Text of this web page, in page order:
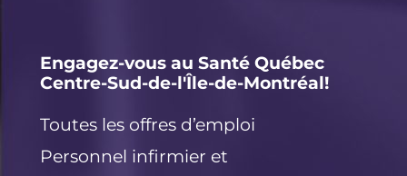
I
n
o
o
k
Engagez-vous au Santé Québec
Centre-Sud-de-l'Île-de-Montréal!
Toutes les offres d’emploi
Personnel infirmier et